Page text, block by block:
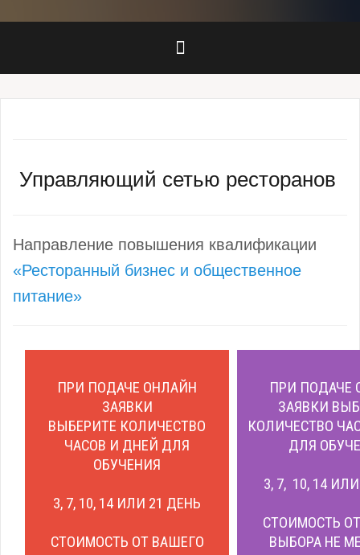
Управляющий сетью ресторанов
Направление повышения квалификации
«Ресторанный бизнес и общественное
питание»
ПРИ ПОДАЧЕ ОНЛАЙН
ЗАЯВКИ
ВЫБЕРИТЕ КОЛИЧЕСТВО
ЧАСОВ И ДНЕЙ ДЛЯ
ОБУЧЕНИЯ
3, 7, 10, 14 ИЛИ 21 ДЕНЬ
СТОИМОСТЬ ОТ ВАШЕГО
ПРИ ПОДАЧЕ
ЗАЯВКИ
КОЛИЧЕСТВО
ДЛЯ
3, 7, 10, 14
СТОИМОСТЬ
ВЫБОРА НЕ